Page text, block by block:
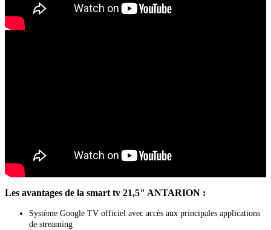
Les avantages de la smart tv 21,5" ANTARION :
Système Google TV officiel avec accès aux principales applications
de streaming